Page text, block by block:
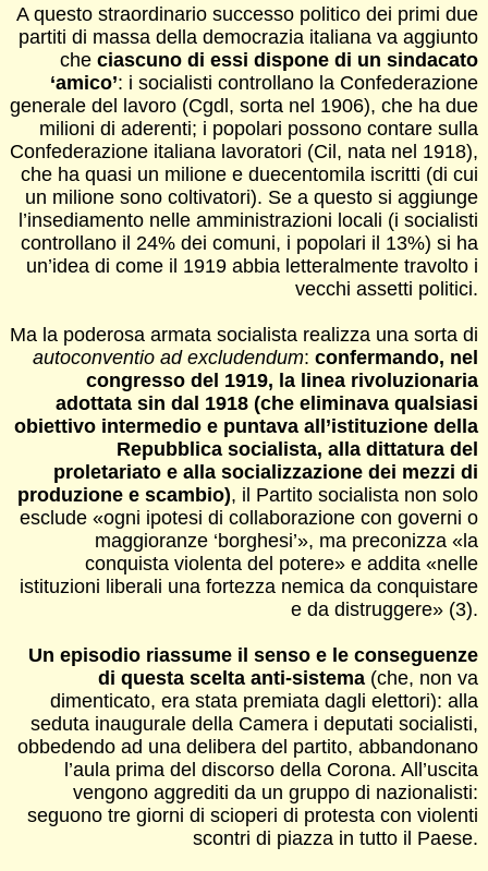
A questo straordinario successo politico dei primi due
partiti di massa della democrazia italiana va aggiunto
checiascuno di essi dispone di un sindacato
‘amico’: i socialisti controllano la Confederazione
generale del lavoro (Cgdl, sorta nel 1906), che ha due
milioni di aderenti; i popolari possono contare sulla
Confederazione italiana lavoratori (Cil, nata nel 1918),
che ha quasi un milione e duecentomila iscritti (di cui
un milione sono coltivatori). Se a questo si aggiunge
l’insediamento nelle amministrazioni locali (i socialisti
controllano il 24% dei comuni, i popolari il 13%) si ha
un’idea di come il 1919 abbia letteralmente travolto i
vecchi assetti politici.
Ma la poderosa armata socialista realizza una sorta di
autoconventio ad excludendum:confermando, nel
congresso del 1919, la linea rivoluzionaria
adottata sin dal 1918 (che eliminava qualsiasi
obiettivo intermedio e puntava all’istituzione della
Repubblica socialista, alla dittatura del
proletariato e alla socializzazione dei mezzi di
produzione e scambio), il Partito socialista non solo
esclude «ogni ipotesi di collaborazione con governi o
maggioranze ‘borghesi’», ma preconizza «la
conquista violenta del potere» e addita «nelle
istituzioni liberali una fortezza nemica da conquistare
e da distruggere» (3).
Un episodio riassume il senso e le conseguenze
di questa scelta anti-sistema (che, non va
dimenticato, era stata premiata dagli elettori): alla
seduta inaugurale della Camera i deputati socialisti,
obbedendo ad una delibera del partito, abbandonano
l’aula prima del discorso della Corona. All’uscita
vengono aggrediti da un gruppo di nazionalisti:
seguono tre giorni di scioperi di protesta con violenti
scontri di piazza in tutto il Paese.